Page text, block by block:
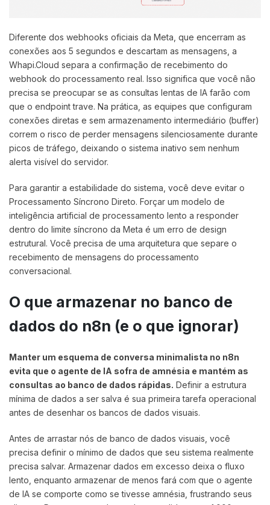
Diferente dos webhooks oficiais da Meta, que encerram as
conexões aos 5 segundos e descartam as mensagens, a
Whapi.Cloud separa a confirmação de recebimento do
webhook do processamento real. Isso significa que você não
precisa se preocupar se as consultas lentas de IA farão com
que o endpoint trave. Na prática, as equipes que configuram
conexões diretas e sem armazenamento intermediário (buffer)
correm o risco de perder mensagens silenciosamente durante
picos de tráfego, deixando o sistema inativo sem nenhum
alerta visível do servidor.
Para garantir a estabilidade do sistema, você deve evitar o
Processamento Síncrono Direto. Forçar um modelo de
inteligência artificial de processamento lento a responder
dentro do limite síncrono da Meta é um erro de design
estrutural. Você precisa de uma arquitetura que separe o
recebimento de mensagens do processamento
conversacional.
O que armazenar no banco de
dados do n8n (e o que ignorar)
Manter um esquema de conversa minimalista no n8n
evita que o agente de IA sofra de amnésia e mantém as
consultas ao banco de dados rápidas. Definir a estrutura
mínima de dados a ser salva é sua primeira tarefa operacional
antes de desenhar os bancos de dados visuais.
Antes de arrastar nós de banco de dados visuais, você
precisa definir o mínimo de dados que seu sistema realmente
precisa salvar. Armazenar dados em excesso deixa o fluxo
lento, enquanto armazenar de menos fará com que o agente
de IA se comporte como se tivesse amnésia, frustrando seus